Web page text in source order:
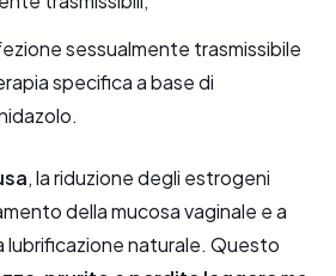
sessualmente trasmissibile
specifica a base di
, la riduzione degli estrogeni
della mucosa vaginale e a
lubrificazione naturale. Questo